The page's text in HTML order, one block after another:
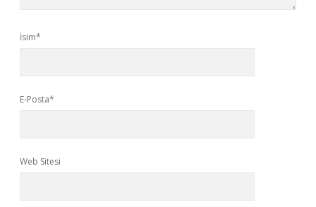
İsim*
E-Posta*
Web Sitesi